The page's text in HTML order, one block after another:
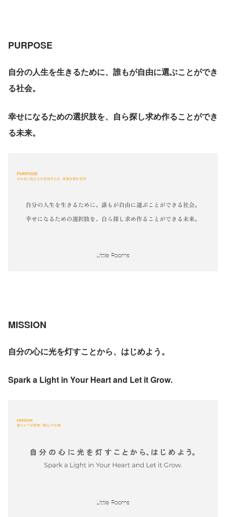
PURPOSE
自分の人生を生きるために、誰もが自由に選ぶことができ
る社会。
幸せになるための選択肢を、自ら探し求め作ることができ
る未来。
MISSION
自分の心に光を灯すことから、はじめよう。
Spark a Light in Your Heart and Let it Grow.